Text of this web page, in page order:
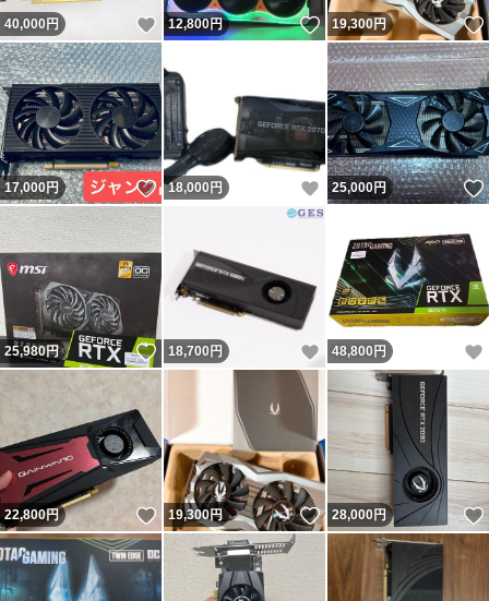
40,000 円 いいね！
12,800円 いいね！
19,300円
17,000円 いいね！
18,000 円 いいね！
25,000円
25,980円 いいね！
18,700 円 いいね！
48,800 円
22,800円 いいね！
19,300円 いいね！
28,000 円